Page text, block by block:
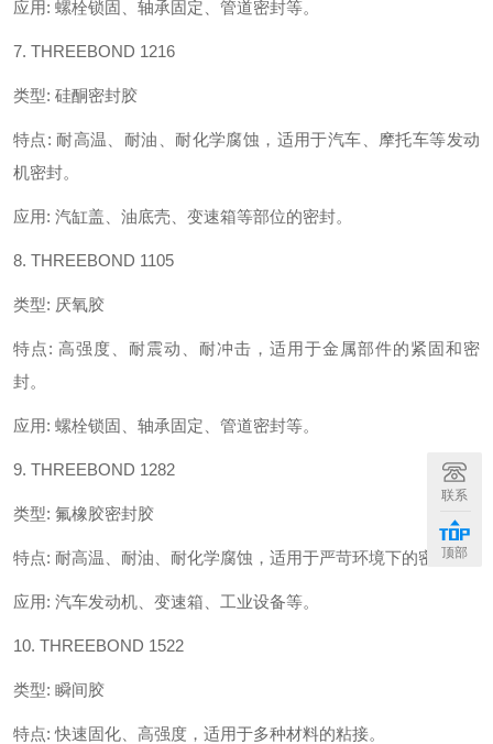
应用: 螺栓锁固、轴承固定、管道密封等。
7. THREEBOND 1216
类型: 硅酮密封胶
特点: 耐高温、耐油、耐化学腐蚀，适用于汽车、摩托车等发动
机密封。
应用: 汽缸盖、油底壳、变速箱等部位的密封。
8. THREEBOND 1105
类型: 厌氧胶
特点: 高强度、耐震动、耐冲击，适用于金属部件的紧固和密
封。
应用: 螺栓锁固、轴承固定、管道密封等。
9. THREEBOND 1282
类型: 氟橡胶密封胶
特点: 耐高温、耐油、耐化学腐蚀，适用于严苛环境下的密封。
应用: 汽车发动机、变速箱、工业设备等。
10. THREEBOND 1522
类型: 瞬间胶
特点:快速固化、高强度，适用于多种材料的粘接。
联系
顶部